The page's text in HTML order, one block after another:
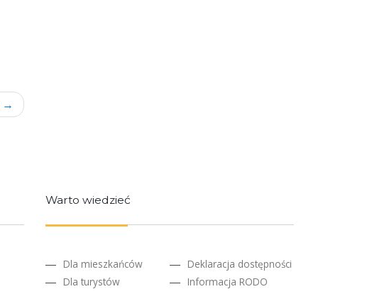
Warto wiedzieć
Dla mieszkańców
Deklaracja dostępności
Dla turystów
Informacja RODO